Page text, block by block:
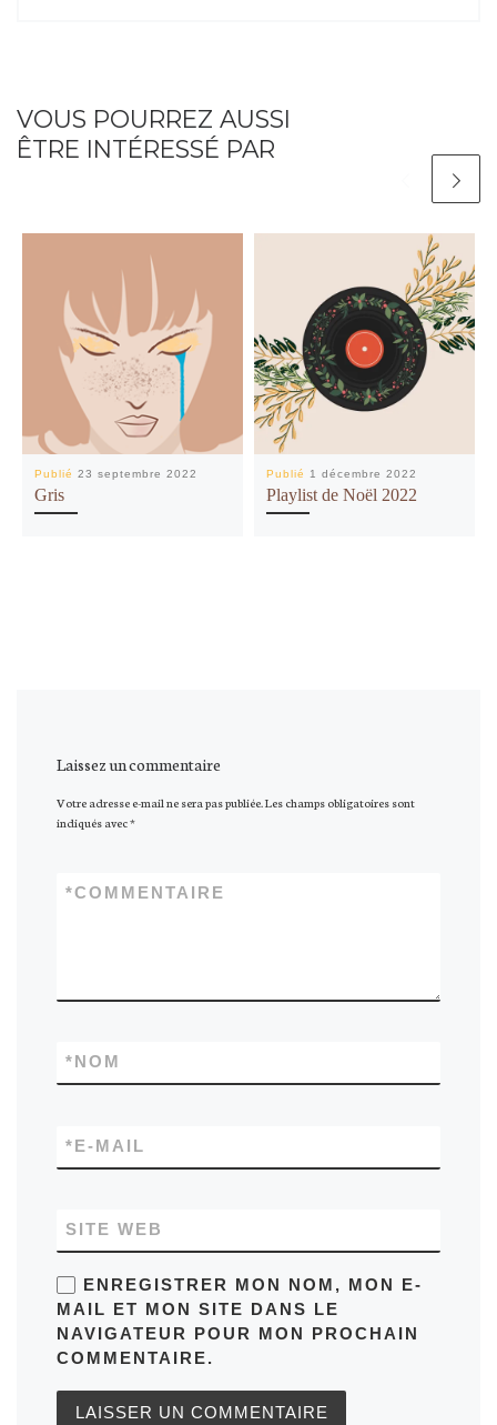
VOUS POURREZ AUSSI
ÊTRE INTÉRESSÉ PAR
Publié23 septembre 2022
Gris
Publié 1 décembre 2022
Playlist de Noël 2022
Laissez un commentaire
Votre adresse e-mail ne sera pas publiée.Les champs obligatoires sont
indiqués avec*
COMMENTAIRE
*
NOM
*
E-MAIL
*
SITE WEB
ENREGISTRER MON NOM, MON E-
MAIL ET MON SITE DANS LE
NAVIGATEUR POUR MON PROCHAIN
COMMENTAIRE.